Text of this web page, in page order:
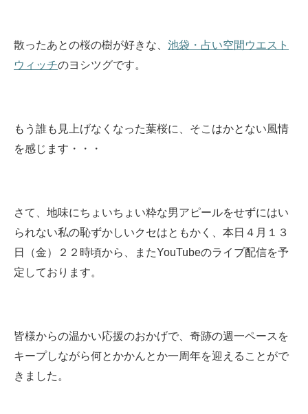
散ったあとの桜の樹が好きな、 池袋・占い空間ウエスト
ウィッチのヨシツグです。
もう誰も見上げなくなった葉桜に、そこはかとない風情
を感じます・・・
さて、地味にちょいちょい粋な男アピールをせずにはい
られない私の恥ずかしいクセはともかく、本日４月１３
日（金）２２時頃から、またYouTubeのライブ配信を予
定しております。
皆様からの温かい応援のおかげで、奇跡の週一ペースを
キープしながら何とかかんとか一周年を迎えることがで
きました。